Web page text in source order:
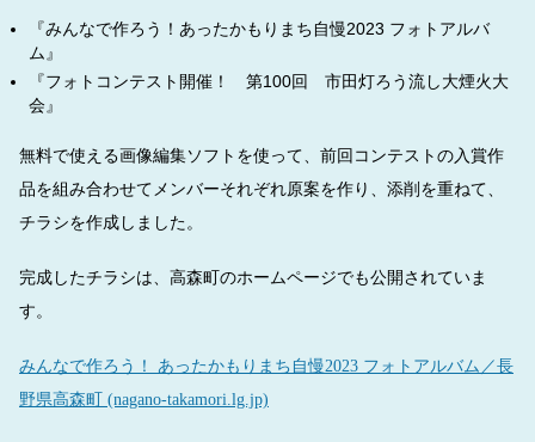
『みんなで作ろう！あったかもりまち自慢2023 フォトアルバ
ム』
『フォトコンテスト開催！ 第100回 市田灯ろう流し大煙火大
会』
無料で使える画像編集ソフトを使って、前回コンテストの入賞作
品を組み合わせてメンバーそれぞれ原案を作り、添削を重ねて、
チラシを作成しました。
完成したチラシは、高森町のホームページでも公開されていま
す。
みんなで作ろう！ あったかもりまち自慢2023 フォトアルバム／長
野県高森町 (nagano-takamori.lg.jp)